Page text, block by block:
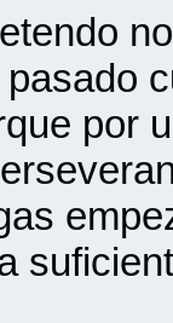
por